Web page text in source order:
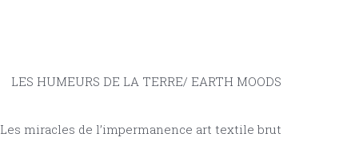
LES HUMEURS DE LA TERRE/ EARTH MOODS
Les miracles de l’impermanence art textile brut